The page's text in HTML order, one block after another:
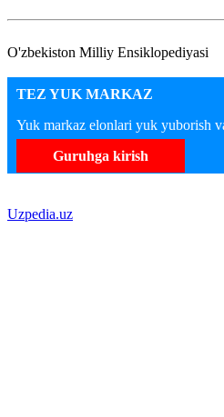
O'zbekiston Milliy Ensiklopediyasi
TEZ YUK MARKAZ
Yuk markaz elonlari yuk yuborish
Guruhga kirish
Uzpedia.uz